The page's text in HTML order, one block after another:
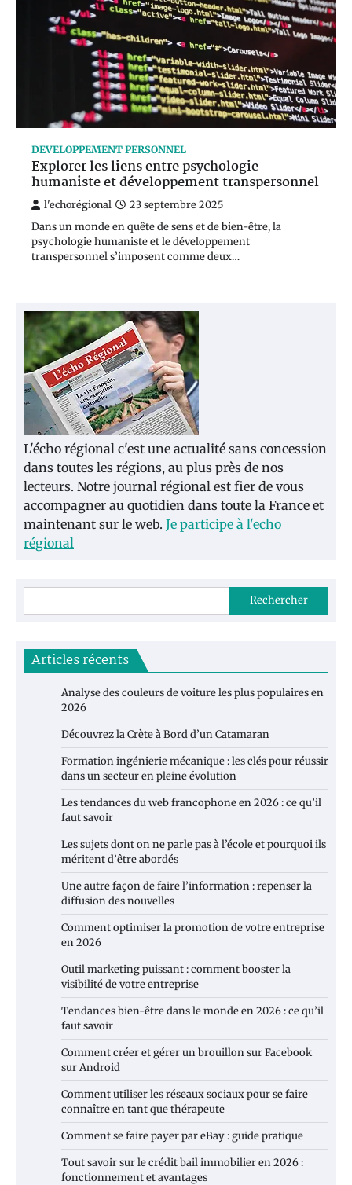
DEVELOPPEMENT PERSONNEL
Explorer les liens entre psychologie
humaniste et développement transpersonnel
l'echorégional 23 septembre 2025
Dans un monde en quête de sens et de bien-être, la
psychologie humaniste et le développement
transpersonnel s’imposent comme deux…
L'écho régional c'est une actualité sans concession
dans toutes les régions, au plus près de nos
lecteurs. Notre journal régional est fier de vous
accompagner au quotidien dans toute la France et
maintenant sur le web. Je participe à l'echo
régional
Rechercher
Articles récents
Analyse des couleurs de voiture les plus populaires en
2026
Découvrez la Crète à Bord d’un Catamaran
Formation ingénierie mécanique : les clés pour réussir
dans un secteur en pleine évolution
Les tendances du web francophone en 2026 : ce qu’il
faut savoir
Les sujets dont on ne parle pas à l’école et pourquoi ils
méritent d’être abordés
Une autre façon de faire l’information : repenser la
diffusion des nouvelles
Comment optimiser la promotion de votre entreprise
en 2026
Outil marketing puissant : comment booster la
visibilité de votre entreprise
Tendances bien-être dans le monde en 2026 : ce qu’il
faut savoir
Comment créer et gérer un brouillon sur Facebook
sur Android
Comment utiliser les réseaux sociaux pour se faire
connaître en tant que thérapeute
Comment se faire payer par eBay : guide pratique
Tout savoir sur le crédit bail immobilier en 2026 :
fonctionnement et avantages